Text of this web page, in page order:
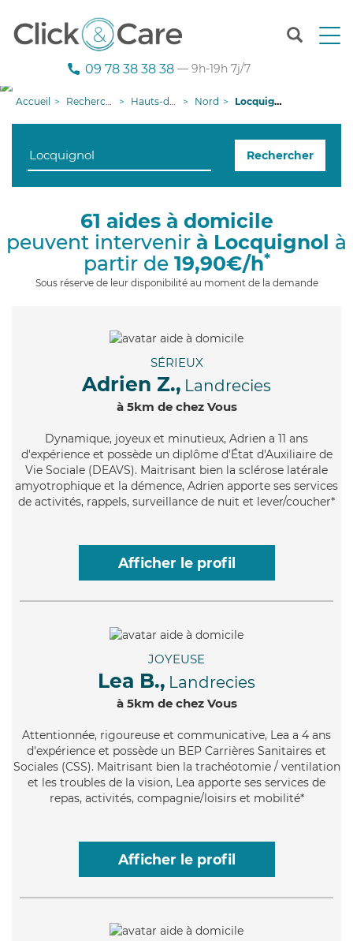
T
n
g
09 78 38 38 38 — 9h-19h 7j/7
Accueil Recherche aide à domicile Hauts-de-France Nord Locquignol
Rechercher
61 aides à domicile
peuvent intervenir à Locquignol à
partir de 19,90€/h*
Sous réserve de leur disponibilité au moment de la demande
SÉRIEUX
Adrien Z., Landrecies
à 5km de chez Vous
Dynamique, joyeux et minutieux, Adrien a 11 ans
d'expérience et possède un diplôme d'État d'Auxiliaire de
Vie Sociale (DEAVS). Maitrisant bien la sclérose latérale
amyotrophique et la démence, Adrien apporte ses services
de activités, rappels, surveillance de nuit et lever/coucher*
Afficher le profil
JOYEUSE
Lea B., Landrecies
à 5km de chez Vous
Attentionnée, rigoureuse et communicative, Lea a 4 ans
d'expérience et possède un BEP Carrières Sanitaires et
Sociales (CSS). Maitrisant bien la trachéotomie / ventilation
et les troubles de la vision, Lea apporte ses services de
repas, activités, compagnie/loisirs et mobilité*
Afficher le profil